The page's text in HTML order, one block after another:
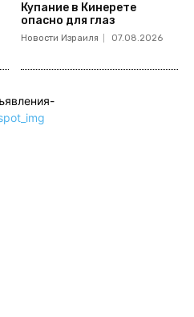
Купание в Кинерете
опасно для глаз
Новости Израиля 07.08.2026